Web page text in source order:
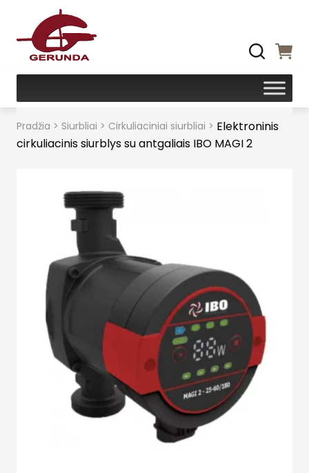
Pradžia > Siurbliai > Cirkuliaciniai siurbliai > Elektroninis
cirkuliacinis siurblys su antgaliais IBO MAGI 2